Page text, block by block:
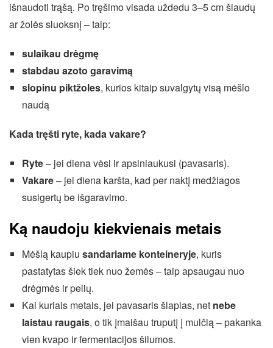
išnaudoti trąšą. Po tręšimo visada uždedu 3–5 cm šiaudų
ar žolės sluoksnį – taip:
sulaikau drėgmę
stabdau azoto garavimą
slopinu piktžoles, kurios kitaip suvalgytų visą mėšlo
naudą
Kada tręšti ryte, kada vakare?
Ryte– jei diena vėsi ir apsiniaukusi (pavasaris).
Vakare– jei diena karšta, kad per naktį medžiagos
susigertų be išgaravimo.
Ką naudoju kiekvienais metais
Mėšlą kaupiu sandariame konteineryje, kuris
pastatytas šiek tiek nuo žemės – taip apsaugau nuo
drėgmės ir pelių.
Kai kuriais metais, jei pavasaris šlapias, net nebe
laistau raugais, o tik įmaišau truputį į mulčią – pakanka
vien kvapo ir fermentacijos šilumos.